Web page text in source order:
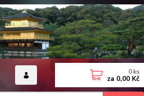
0 ks
za 0,00 Kč